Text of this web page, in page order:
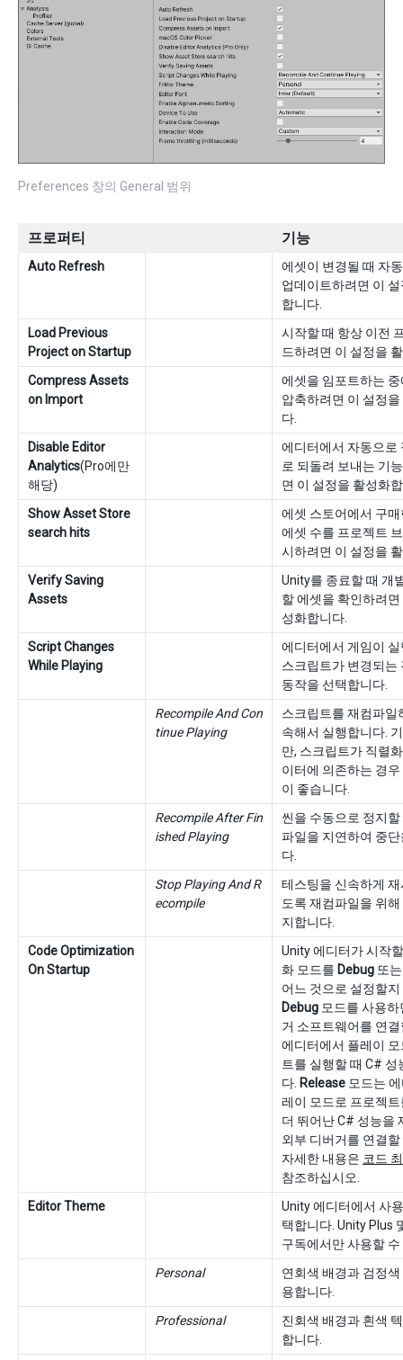
Preferences 창의 General 범위
프로퍼티 기능
Auto Refresh
에셋이 변경될 때 자
업데이트하려면 이
합니다.
Load Previous
Project on Startup
시작할 때 항상 이전
드하려면 이 설정을
Compress Assets
on Import
에셋을 임포트하는
압축하려면 이 설정
다.
Disable Editor
Analytics(Pro에만
해당)
에디터에서 자동으로
로 되돌려 보내는 기
면 이 설정을 활성화
Show Asset Store
search hits
에셋 스토어에서 구
에셋 수를 프로젝트
시하려면 이 설정을
Verify Saving
Assets
Unity를 종료할 때 개
할 에셋을 확인하려
성화합니다.
Script Changes
While Playing
에디터에서 게임이
스크립트가 변경되는
동작을 선택합니다.
Recompile And Con
tinue Playing
스크립트를 재컴파일
속해서 실행합니다.
만, 스크립트가 직렬
이터에 의존하는 경
이 좋습니다.
Recompile After Fin
ished Playing
씬을 수동으로 정지
파일을 지연하여 중
다.
Stop Playing And R
ecompile
테스팅을 신속하게
도록 재컴파일을 위
지합니다.
Code Optimization
On Startup
Unity 에디터가 시작
화 모드를 Debug 또
어느 것으로 설정할
Debug 모드를 사용
거 소프트웨어를 연
에디터에서 플레이
트를 실행할 때 C# 성
다. Release 모드는
레이 모드로 프로젝
더 뛰어난 C# 성능을
외부 디버거를 연결
자세한 내용은 코드
참조하십시오.
Editor Theme
Unity 에디터에서 사
택합니다. Unity Plus
구독에서만 사용할
Personal
연회색 배경과 검정
용합니다.
Professional
진회색 배경과 흰색
합니다.